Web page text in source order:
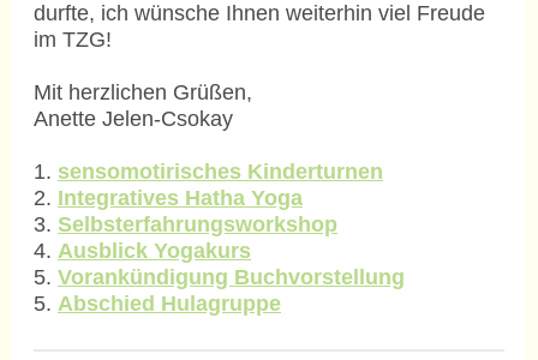
durfte, ich wünsche Ihnen weiterhin viel Freude
im TZG!
Mit herzlichen Grüßen,
Anette Jelen-Csokay
1. sensomotirisches Kinderturnen
2. Integratives Hatha Yoga
3. Selbsterfahrungsworkshop
4. Ausblick Yogakurs
5. Vorankündigung Buchvorstellung
5. Abschied Hulagruppe